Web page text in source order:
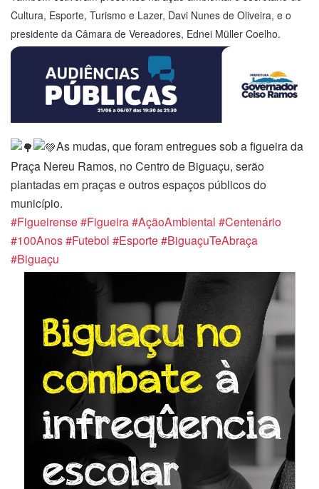
Cultura, Esporte, Turismo e Lazer, Davi Nunes de Oliveira, e o
presidente da Câmara de Vereadores, Ednei Müller Coelho.
As mudas, que foram entregues sob a figueira da
Praça Nereu Ramos, no Centro de Biguaçu, serão
plantadas em praças e outros espaços públicos do
município.
#Figueirense#Figueira#AçãoAmbiental #Centenário
#100Anos#Futebol #Esporte#BiguaçuTeAbraça
#Biguaçu